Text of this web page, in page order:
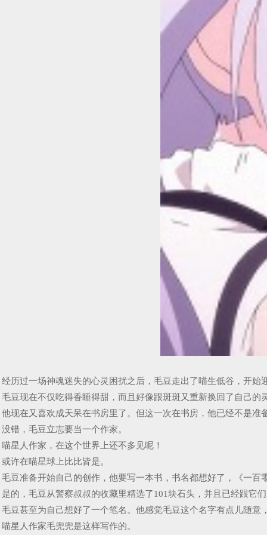
经历过一场神魂迷失的心灵困扰之后，毛豆走出了喵生低谷，开始
毛豆现在不仅吃得香睡得甜，而且好像跟斑斑又重新换回了自己的
他现在又喜欢成天呆在书房里了。但这一次在书房，他已经不是
没错，毛豆立志要当一个作家。
喵星人作家，在这个世界上还不多见呢！
或许在喵星球上比比皆是。
毛豆准备开始自己的创作，他要写一本书，书名都想好了，《一百
是的，毛豆从警察叔叔的收藏里精选了101块石头，并且已经跟它
毛豆甚至为自己想好了一个笔名。他感觉毛豆这个名字有点儿随
喵星人作家毛兜兜是这样写作的。